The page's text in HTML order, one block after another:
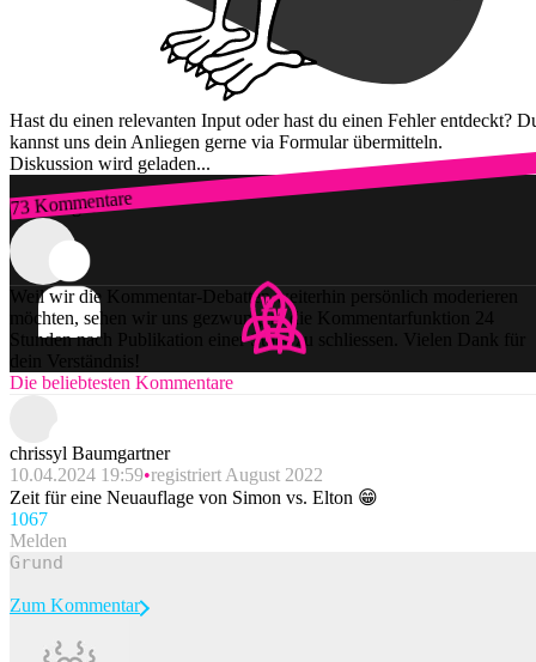
Hast du einen relevanten Input oder hast du einen Fehler entdeckt?
kannst uns dein Anliegen gerne via Formular übermitteln.
Diskussion wird geladen...
73 Kommentare
Zum Login
Weil wir die Kommentar-Debatten weiterhin persönlich moderieren
möchten, sehen wir uns gezwungen, die Kommentarfunktion 24
Stunden nach Publikation einer Story zu schliessen. Vielen Dank für
dein Verständnis!
Die beliebtesten Kommentare
chrissyl Baumgartner
10.04.2024 19:59 registriert August 2022
Zeit für eine Neuauflage von Simon vs. Elton 😁
1067
Melden
Zum Kommentar